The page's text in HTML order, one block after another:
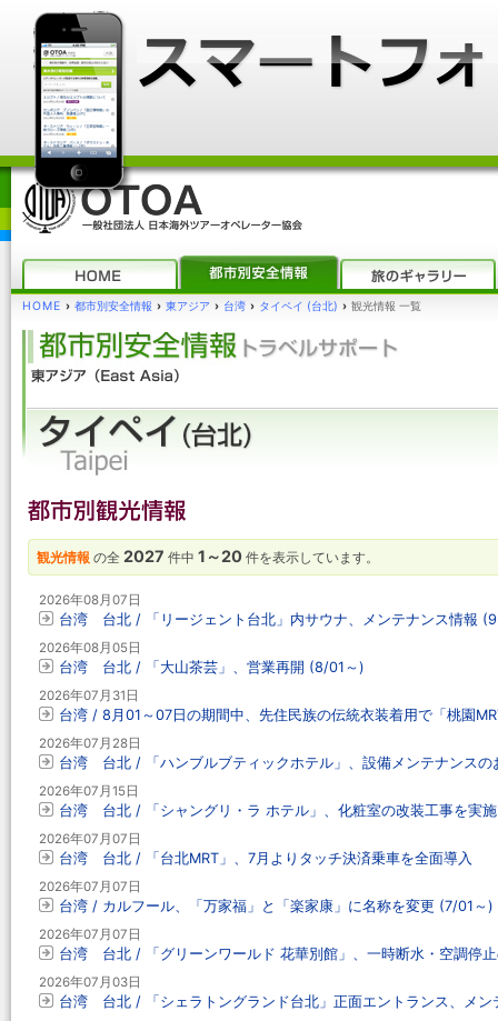
HOME › 都市別安全情報 › 東アジア › 台湾 › タイペイ (台北) › 観光情報 一覧
観光情報 の全 2027 件中 1～20 件を表示しています。
2026年08月07日
台湾 台北 / 「リージェント台北」内サウナ、メンテナンス情報 (9
2026年08月05日
台湾 台北 / 「大山茶芸」、営業再開 (8/01～)
2026年07月31日
台湾 / 8月01～07日の期間中、先住民族の伝統衣装着用で「桃園
2026年07月28日
台湾 台北 / 「ハンブルブティックホテル」、設備メンテナンスの
2026年07月15日
台湾 台北 / 「シャングリ・ラ ホテル」、化粧室の改装工事を実
2026年07月07日
台湾 台北 / 「台北MRT」、7月よりタッチ決済乗車を全面導入
2026年07月07日
台湾 / カルフール、「万家福」と「楽家康」に名称を変更 (7/01～)
2026年07月07日
台湾 台北 / 「グリーンワールド 花華別館」、一時断水・空調停
2026年07月03日
台湾 台北 / 「シェラトングランド台北」正面エントランス、メン